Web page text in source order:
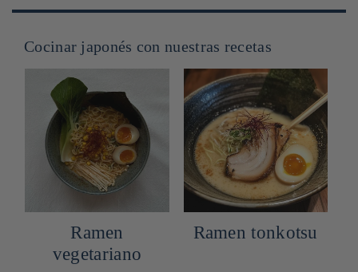
Cocinar japonés con nuestras recetas
Ramen
vegetariano
Ramen tonkotsu